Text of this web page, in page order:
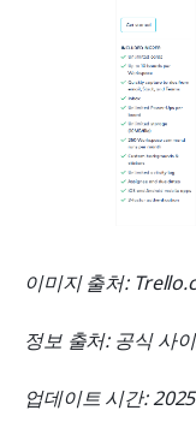
이미지 출처:
정보 출처: 공식 사
업데이트 시간: